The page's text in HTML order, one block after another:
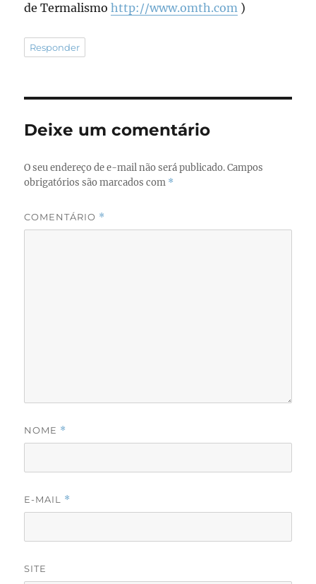
de Termalismohttp://www.omth.com )
Responder
Deixe um comentário
O seu endereço de e-mail não será publicado. Campos
obrigatórios são marcados com *
COMENTÁRIO *
NOME *
E-MAIL *
SITE